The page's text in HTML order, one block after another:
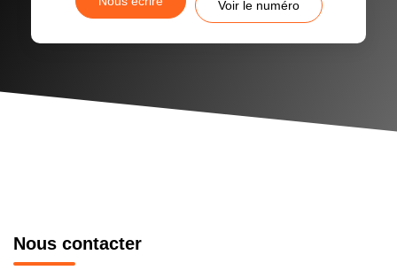
Voir le numéro
Nous contacter